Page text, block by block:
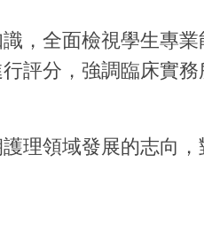
，全面檢視學生專
評分，強調臨床實務
理領域發展的志向，